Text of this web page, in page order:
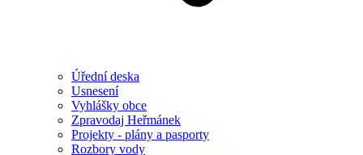
Úřední deska
Usnesení
Vyhlášky obce
Zpravodaj Heřmánek
Projekty - plány a pasporty
Rozbory vody